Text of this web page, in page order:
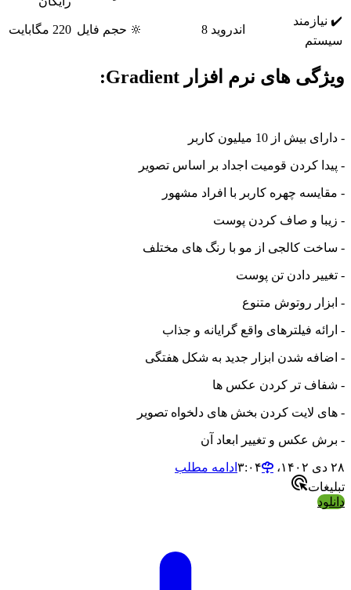
✔️ نیازمند
سیستم
اندروید 8 🔆 حجم فایل 220 مگابایت
ویژگی های نرم افزار Gradient:
- دارای بیش از 10 میلیون کاربر
- پیدا کردن قومیت اجداد بر اساس تصویر
- مقایسه چهره کاربر با افراد مشهور
- زیبا و صاف کردن پوست
- ساخت کالجی از مو با رنگ های مختلف
- تغییر دادن تن پوست
- ابزار روتوش متنوع
- ارائه فیلترهای واقع گرایانه و جذاب
- اضافه شدن ابزار جدید به شکل هفتگی
- شفاف تر کردن عکس ها
- های لایت کردن بخش های دلخواه تصویر
- برش عکس و تغییر ابعاد آن
۲۸ دی ۱۴۰۲،‏ ۳:۰۴
ادامه مطلب
تبلیغات
دانلود